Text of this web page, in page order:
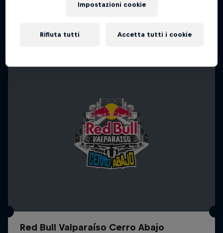
Red Bull Valparaíso Cerro Abajo
Impostazioni cookie
Rifiuta tutti Accetta tutti i cookie